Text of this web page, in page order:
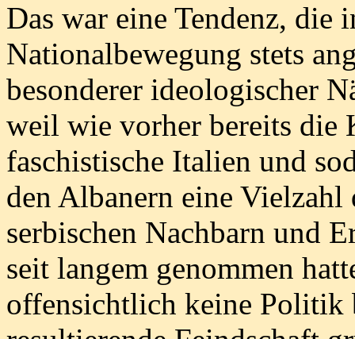
Das war eine Tendenz, die
Nationalbewegung stets
besonderer ideologischer
weil wie vorher bereits die
faschistische Italien und
den Albanern eine Vielzahl
serbischen Nachbarn und
seit langem genommen
offensichtlich keine Politik